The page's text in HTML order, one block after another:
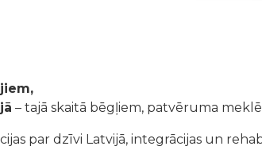
– tajā skaitā bēgļiem, patvēruma
par dzīvi Latvijā, integrācijas un